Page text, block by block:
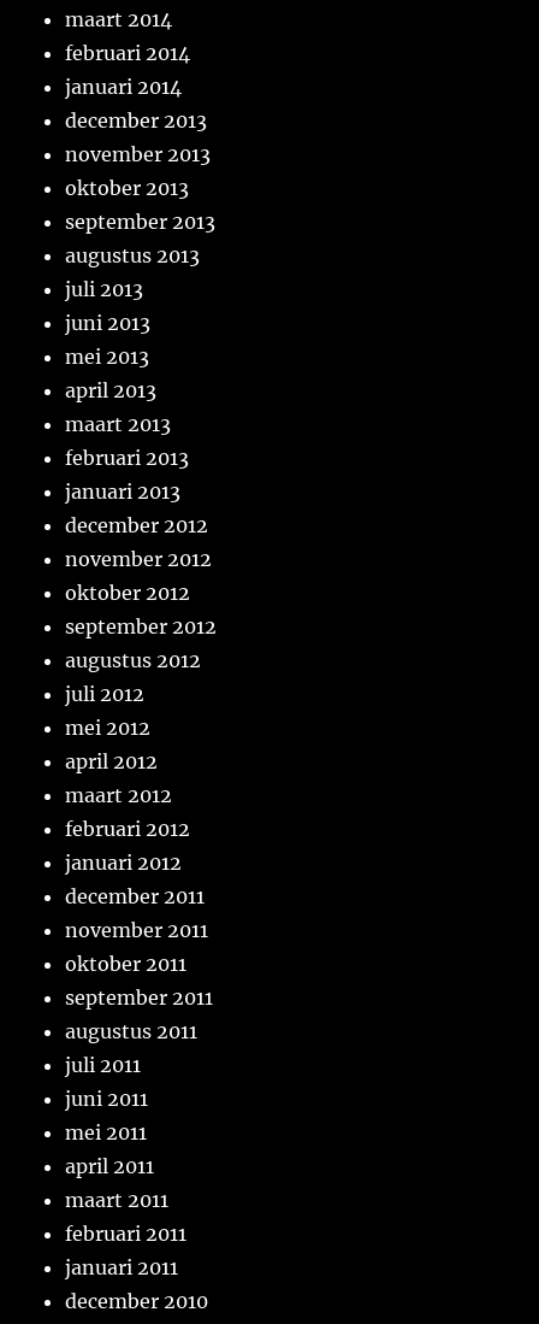
maart 2014
februari 2014
januari 2014
december 2013
november 2013
oktober 2013
september 2013
augustus 2013
juli 2013
juni 2013
mei 2013
april 2013
maart 2013
februari 2013
januari 2013
december 2012
november 2012
oktober 2012
september 2012
augustus 2012
juli 2012
mei 2012
april 2012
maart 2012
februari 2012
januari 2012
december 2011
november 2011
oktober 2011
september 2011
augustus 2011
juli 2011
juni 2011
mei 2011
april 2011
maart 2011
februari 2011
januari 2011
december 2010